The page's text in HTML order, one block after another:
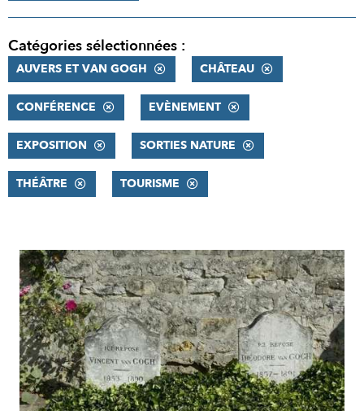
Catégories sélectionnées :
AUVERS ET VAN GOGH CHÂTEAU
CONFÉRENCE EVÈNEMENT
EXPOSITION SORTIES NATURE
THÉÂTRE TOURISME
RÉSULTATS